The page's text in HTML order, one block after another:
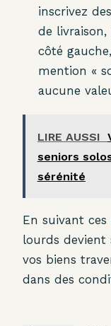
inscrivez des
de
côté
mention «
aucune
LIRE AUSSI
seniors
sérénité
En suivant ces
lourds devient
vos biens
dans des